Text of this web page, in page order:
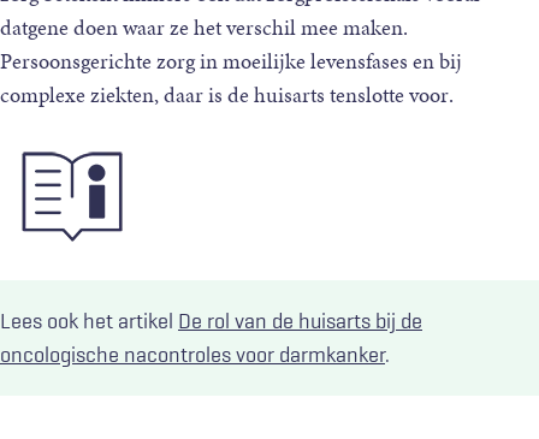
datgene doen waar ze het verschil mee maken.
Persoonsgerichte zorg in moeilijke levensfases en bij
complexe ziekten, daar is de huisarts tenslotte voor.
Lees ook het artikel De rol van de huisarts bij de
oncologische nacontroles voor darmkanker.